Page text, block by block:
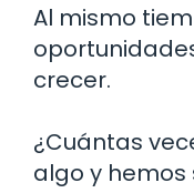
Al mismo
crecer.
¿Cuántas
algo y